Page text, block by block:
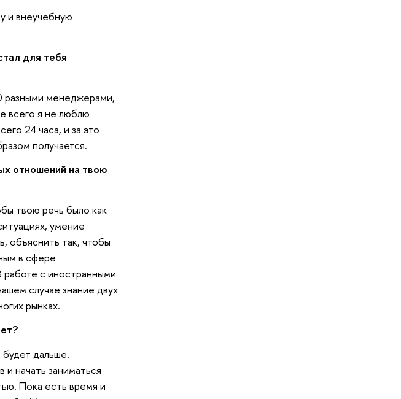
и внеучебную
для тебя
разными менеджерами,
всего я не люблю
24 часа, и за это
получается.
отношений на твою
твою речь было как
умение
объяснить так, чтобы
в сфере
с иностранными
случае знание двух
рынках.
дальше.
начать заниматься
Пока есть время и